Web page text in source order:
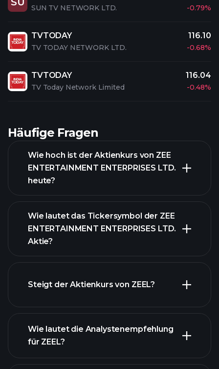
SUN TV NETWORK LTD. -0.79%
TVTODAY
TV TODAY NETWORK LTD.
116.10
-0.68%
TVTODAY
TV Today Network Limited
116.04
-0.48%
Häufige Fragen
Wie hoch ist der Aktienkurs von ZEE
ENTERTAINMENT ENTERPRISES LTD.
heute?
fortgeschrittenen Diagramm
Wie lautet das Tickersymbol der ZEE
ENTERTAINMENT ENTERPRISES LTD.
Aktie?
Steigt der Aktienkurs von ZEEL?
ZEEL Diagramm
Wie lautet die Analystenempfehlung
für ZEEL?